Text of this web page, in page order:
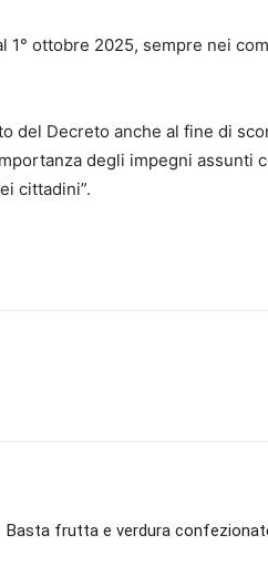
ottobre 2025, sempre nei
del Decreto anche al fine di
degli impegni assunti
cittadini”.
Basta frutta e verdura